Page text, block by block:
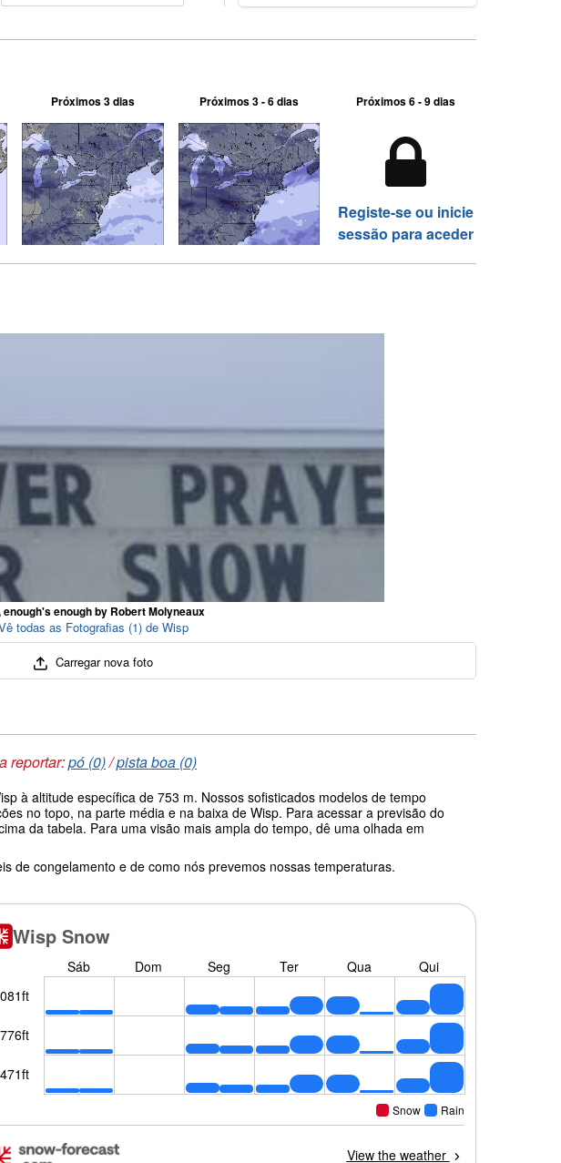
Próximos 3 dias Próximos 3 - 6 dias Próximos 6 - 9 dias
Registe-se ou inicie
sessão para aceder
enough's enough by Robert Molyneaux
todas as Fotografias (1) de Wisp
Carregar nova foto
reportar:pó (0)/pista boa (0)
à altitude específica de 753 m. Nossos sofisticados modelos de tempo
no topo, na parte média e na baixa de Wisp. Para acessar a previsão do
da tabela. Para uma visão mais ampla do tempo, dê uma olhada em
de congelamento e de como nós prevemos nossas temperaturas.